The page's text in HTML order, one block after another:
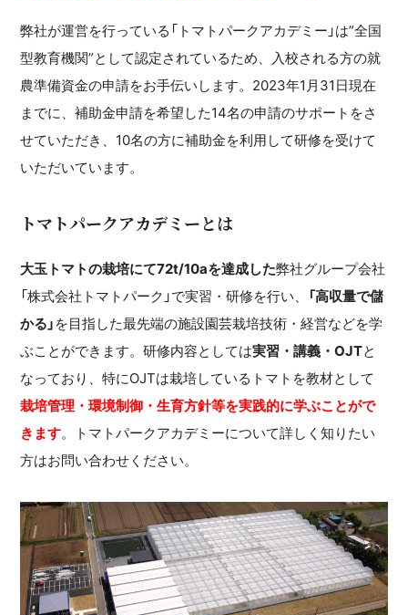
弊社が運営を行っている「トマトパークアカデミー」は”全国
型教育機関”として認定されているため、入校される方の就
農準備資金の申請をお手伝いします。2023年1月31日現在
までに、補助金申請を希望した14名の申請のサポートをさ
せていただき、10名の方に補助金を利用して研修を受けて
いただいています。
トマトパークアカデミーとは
大玉トマトの栽培にて72t/10aを達成した弊社グループ会社
「株式会社トマトパーク」で実習・研修を行い、
「高収量で儲
かる」 を目指した最先端の施設園芸栽培技術・経営などを学
ぶことができます。研修内容としては実習・講義・OJTと
なっており、特にOJTは栽培しているトマトを教材として
栽培管理・環境制御・生育方針等を実践的に学ぶことがで
きます。トマトパークアカデミーについて詳しく知りたい
方はお問い合わせください。